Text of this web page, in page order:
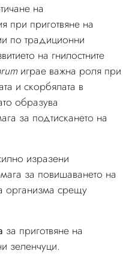
на
при приготвяне на
по традиционни
на гнилостните
играе важна роля при
и скорбялата в
образува
за подтискането на
изразени
за повишаването на
организма срещу
за приготвяне на
зеленчуци.